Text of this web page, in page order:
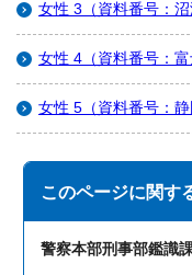
女性 3（資料番号：沼
女性 4（資料番号：富
女性 5（資料番号：静
このページに関す
警察本部刑事部鑑識